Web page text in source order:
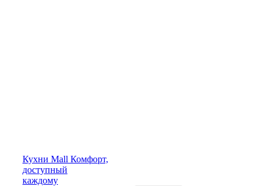
Кухни Mall Комфорт,
доступный
каждому